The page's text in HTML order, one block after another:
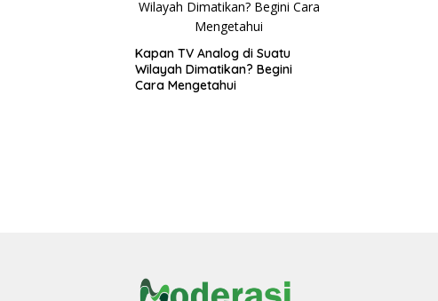
Kapan TV Analog di Suatu
Wilayah Dimatikan? Begini
Cara Mengetahui